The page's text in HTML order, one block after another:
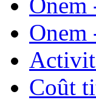
Onem
Coût